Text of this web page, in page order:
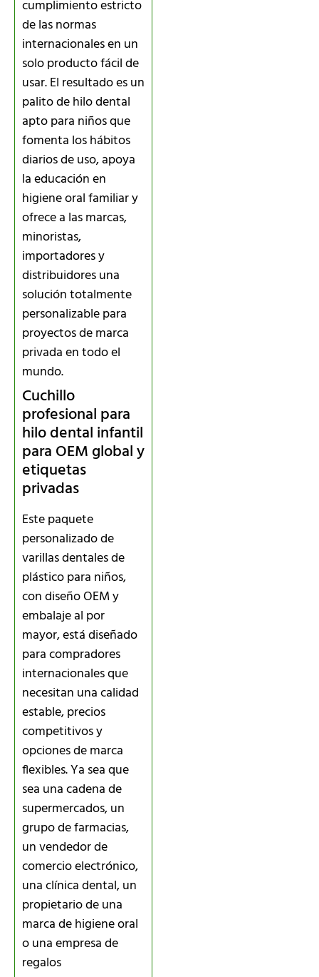
cumplimiento estricto
de las normas
internacionales en un
solo producto fácil de
usar. El resultado es un
palito de hilo dental
apto para niños que
fomenta los hábitos
diarios de uso, apoya
la educación en
higiene oral familiar y
ofrece a las marcas,
minoristas,
importadores y
distribuidores una
solución totalmente
personalizable para
proyectos de marca
privada en todo el
mundo.
Cuchillo
profesional para
hilo dental infantil
para OEM global y
etiquetas
privadas
Este paquete
personalizado de
varillas dentales de
plástico para niños,
con diseño OEM y
embalaje al por
mayor, está diseñado
para compradores
internacionales que
necesitan una calidad
estable, precios
competitivos y
opciones de marca
flexibles. Ya sea que
sea una cadena de
supermercados, un
grupo de farmacias,
un vendedor de
comercio electrónico,
una clínica dental, un
propietario de una
marca de higiene oral
o una empresa de
regalos